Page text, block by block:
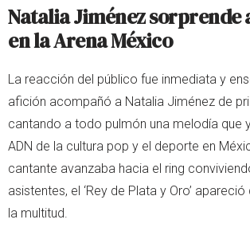
Natalia Jiménez sorprende
en la Arena México
La reacción del público fue inmediata y
afición acompañó a Natalia Jiménez de
cantando a todo pulmón una melodía que
ADN de la cultura pop y el deporte en
cantante avanzaba hacia el ring
asistentes, el ‘Rey de Plata y Oro’
la multitud.